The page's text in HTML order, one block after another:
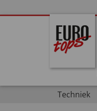
Techniek